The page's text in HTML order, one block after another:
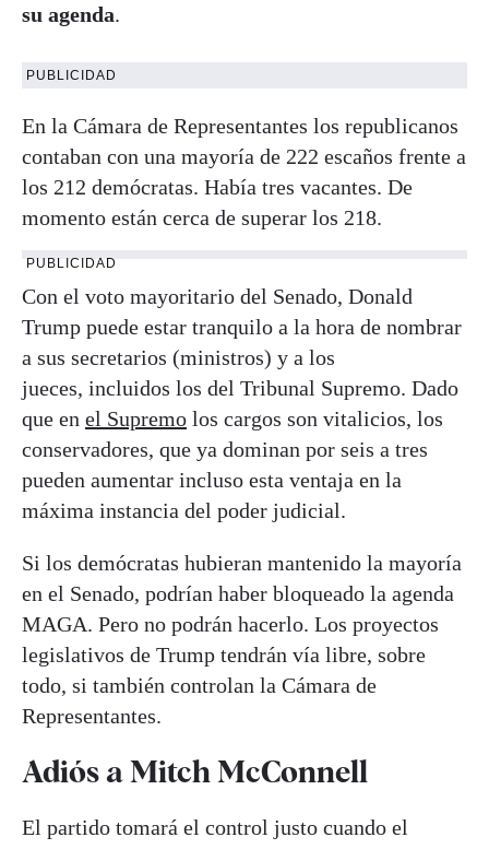
su agenda.
PUBLICIDAD
En la Cámara de Representantes los republicanos
contaban con una mayoría de 222 escaños frente a
los 212 demócratas. Había tres vacantes. De
momento están cerca de superar los 218.
PUBLICIDAD
Con el voto mayoritario del Senado, Donald
Trump puede estar tranquilo a la hora de nombrar
a sus secretarios (ministros) y a los
jueces, incluidos los del Tribunal Supremo. Dado
que en el Supremo los cargos son vitalicios, los
conservadores, que ya dominan por seis a tres
pueden aumentar incluso esta ventaja en la
máxima instancia del poder judicial.
Si los demócratas hubieran mantenido la mayoría
en el Senado, podrían haber bloqueado la agenda
MAGA. Pero no podrán hacerlo. Los proyectos
legislativos de Trump tendrán vía libre, sobre
todo, si también controlan la Cámara de
Representantes.
Adiós a Mitch McConnell
El partido tomará el control justo cuando el